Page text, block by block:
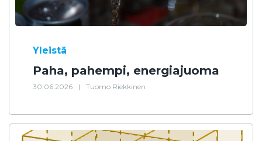
Yleistä
Paha, pahempi, energiajuoma
30.06.2026 | Tuomo Riekkinen